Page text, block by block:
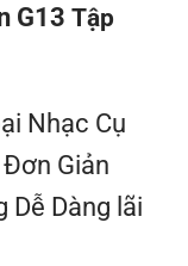
G13 Tập
Nhạc Cụ
Giản
Dễ Dàng lãi